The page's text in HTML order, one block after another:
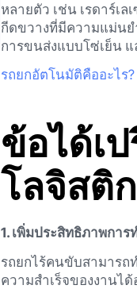
หลายตัว เช่น เรดาร์เ
กีดขวางที่มีความแม่นย
การขนส่งแบบโซ่เย็น
รถยกอัตโนมัติคืออะไร
ข้อได้เ
โลจิสติ
1. เพิ่มประสิทธิภาพการ
รถยกไร้คนขับสามารถ
ความสำเร็จของงานไ